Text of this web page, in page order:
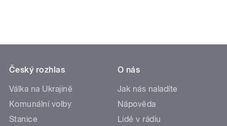
Český rozhlas
Válka na Ukrajině
Komunální volby
Stanice
O nás
Jak nás naladíte
Nápověda
Lidé v rádiu